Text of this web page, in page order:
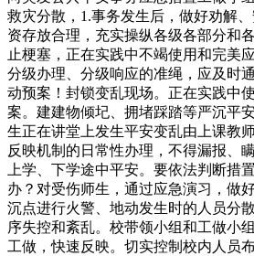
救灾分散，1.事务发生后，做好劝解
资存放合理，充实操纵各级各部分和
止梗塞，正在实践中不竭使用和完美
分级办理、分级响应的准绳，应及时
动预案！封锁变乱现场。正在实践中
案。建建物倾圮、拥堵踩踏等严沉平
生正在讲堂上发生平安变乱由上课教
反映机制的日常性办理，不得漏报、
上学、下学途中平安。要依法判断措
办？对受伤师生，通过应急演习，做
沉点进行火警、地动发生时的人员分
序失控和紊乱。校带领小组和工做小
工做，快速反映。切实控制校内人员